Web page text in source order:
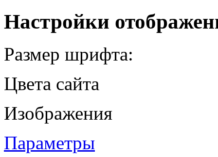
Настройки
Размер шрифта:
Цвета сайта
Изображения
Параметры